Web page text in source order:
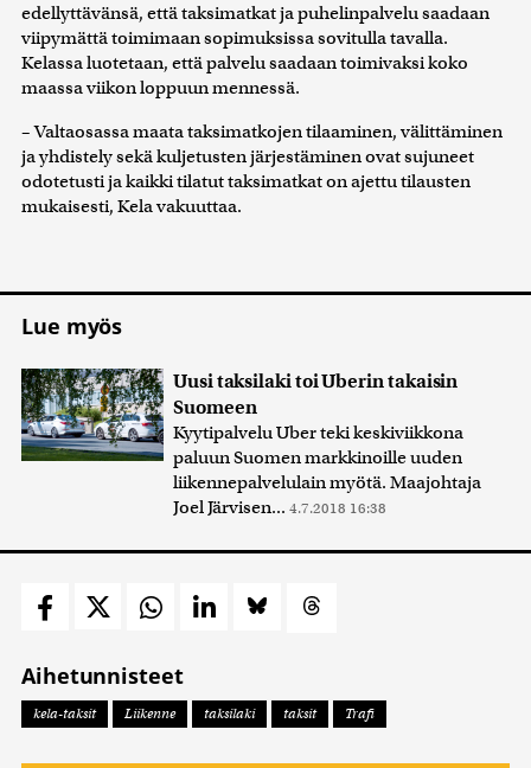
edellyttävänsä, että taksimatkat ja puhelinpalvelu saadaan
viipymättä toimimaan sopimuksissa sovitulla tavalla.
Kelassa luotetaan, että palvelu saadaan toimivaksi koko
maassa viikon loppuun mennessä.
– Valtaosassa maata taksimatkojen tilaaminen, välittäminen
ja yhdistely sekä kuljetusten järjestäminen ovat sujuneet
odotetusti ja kaikki tilatut taksimatkat on ajettu tilausten
mukaisesti, Kela vakuuttaa.
Lue myös
Uusi taksilaki toi Uberin takaisin
Suomeen
Kyytipalvelu Uber teki keskiviikkona
paluun Suomen markkinoille uuden
liikennepalvelulain myötä. Maajohtaja
Joel Järvisen... 4.7.2018 16:38
Aihetunnisteet
kela-taksit Liikenne taksilaki taksit Trafi